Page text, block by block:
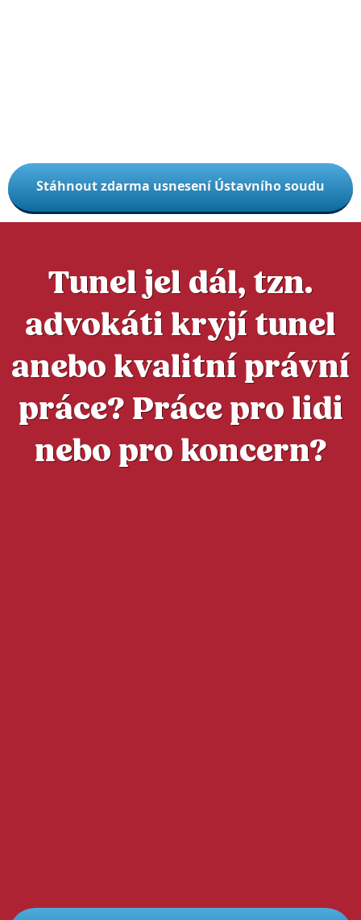
Stáhnout zdarma usnesení Ústavního soudu
Tunel jel dál, tzn.
advokáti kryjí tunel
anebo kvalitní právní
práce? Práce pro lidi
nebo pro koncern?